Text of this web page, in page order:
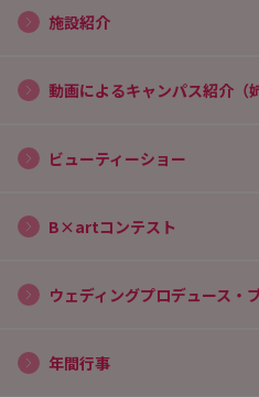
施設紹介
動画によるキャンパス紹介（
ビューティーショー
B×artコンテスト
ウェディングプロデュース・
年間行事